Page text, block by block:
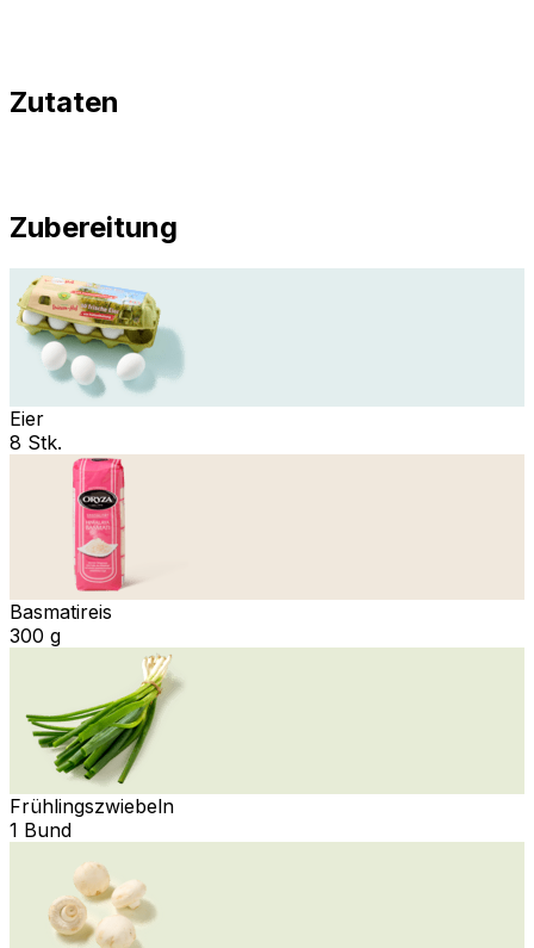
Zutaten
Zubereitung
Eier
8 Stk.
Basmatireis
300 g
Frühlingszwiebeln
1 Bund